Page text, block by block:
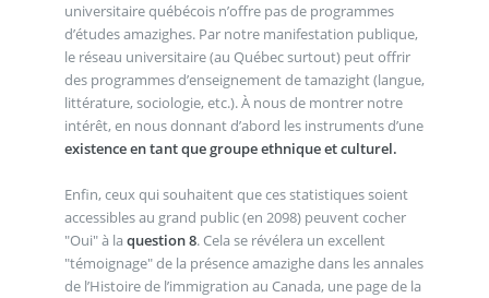
universitaire québécois n’offre pas de programmes
d’études amazighes. Par notre manifestation publique,
le réseau universitaire (au Québec surtout) peut offrir
des programmes d’enseignement de tamazight (langue,
littérature, sociologie, etc.). À nous de montrer notre
intérêt, en nous donnant d’abord les instruments d’une
existence en tant que groupe ethnique et culturel.
Enfin, ceux qui souhaitent que ces statistiques soient
accessibles au grand public (en 2098) peuvent cocher
"Oui" à la question 8. Cela se révélera un excellent
"témoignage" de la présence amazighe dans les annales
de l’Histoire de l’immigration au Canada, une page de la